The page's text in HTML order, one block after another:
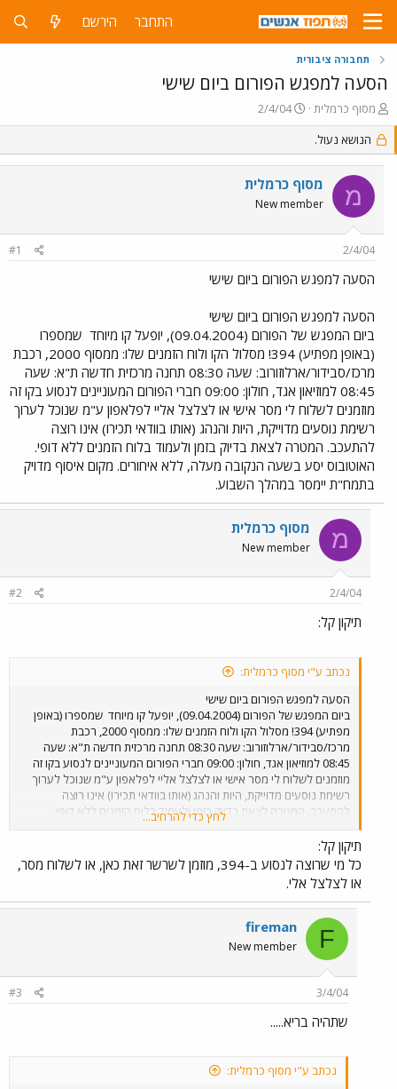
התחבר הירשם
תחבורה ציבורית
הסעה למפגש הפורום ביום שישי
פ
ו
ת
ח
נ
ו
א
מסוף כרמלית
פ
ו
ס
ב
ת
ר
2/4/04
הנושא נעול.
מ מסוף כרמלית
New member
2/4/04
#1
הסעה למפגש הפורום ביום שישי
הסעה למפגש הפורום ביום שישי
ביום המפגש של הפורום (09.04.2004), יופעל קו מיוחד
שמספרו
(באופן מפתיע) 394! מסלול הקו ולוח הזמנים שלו: ממסוף 2000, רכבת
מרכז/סבידור/ארלוזורוב: שעה 08:30 תחנה מרכזית חדשה ת"א: שעה
08:45 למוזיאון אגד, חולון: 09:00 חברי הפורום המעוניינים לנסוע בקו זה
מוזמנים לשלוח לי מסר אישי או לצלצל אליי לפלאפון ע"מ שנוכל לערוך
רשימת נוסעים מדוייקת, היות והנהג (אותו בוודאי תכירו) אינו רוצה
להתעכב. המטרה לצאת בדיוק בזמן ולעמוד בלוח הזמנים ללא דופי.
האוטובוס יסע בשעה הנקובה מעלה, ללא איחורים. מקום איסוף מדויק
בתמח"ת יימסר במהלך השבוע.
מ מסוף כרמלית
New member
2/4/04
#2
תיקון קל:
נכתב ע"י מסוף כרמלית:
הסעה למפגש הפורום ביום שישי
ביום המפגש של הפורום (09.04.2004), יופעל קו מיוחד
שמספרו (באופן
מפתיע) 394! מסלול הקו ולוח הזמנים שלו: ממסוף 2000, רכבת
מרכז/סבידור/ארלוזורוב: שעה 08:30 תחנה מרכזית חדשה ת"א: שעה
08:45 למוזיאון אגד, חולון: 09:00 חברי הפורום המעוניינים לנסוע בקו זה
מוזמנים לשלוח לי מסר אישי או לצלצל אליי לפלאפון ע"מ שנוכל לערוך
רשימת נוסעים מדוייקת, היות והנהג (אותו בוודאי תכירו) אינו רוצה
להתעכב. המטרה לצאת בדיוק בזמן ולעמוד בלוח הזמנים ללא דופי.
האוטובוס יסע בשעה הנקובה מעלה, ללא איחורים. מקום איסוף מדויק
בתמח"ת יימסר במהלך השבוע.
לחץ כדי להרחיב...
תיקון קל:
כל מי שרוצה לנסוע ב-394, מוזמן לשרשר זאת כאן, או לשלוח מסר,
או לצלצל אלי.
F
fireman
New member
3/4/04
#3
שתהיה בריא.....
נכתב ע"י מסוף כרמלית: